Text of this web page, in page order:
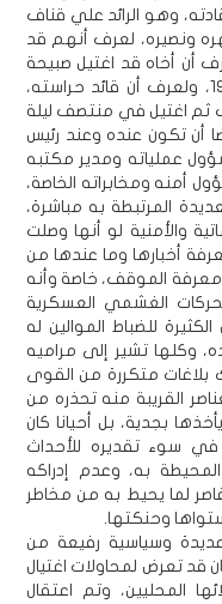
وهو الرائد علي قناف
ونصيره، لعرف أنهم قد
أن أخاه قد اغتيل صبيحة
يوم الانقلاب 11 تشرين الأول/ أكتوبر 1977، ولعرف أن قائد حراسته،
ثم اغتيل في منتصف ليلة
أن تكون عنده وعند رئيس
عملياته ومدير مكتبه
أمنه ومخابراته الخاصة،
المرتبطة به مباشرة،
والأمنية لو أنها وصلت
أخبارها وما عندها من
الموقف، خاصة وأنه
الغشمي العسكرية
للضباط الموالين له
وكلها تشير إلى مراميه
بلاغات متكررة من القوى
القريبة منه تحذره من
بجدية، بل أحيانا كان
في سوء تقديره للأحداث
به، وعدم إدراكه
لما يحيط به من مخاطر
وحنكتها.
وسياسية رفيعة من
قد تعرض لمحاولات اغتيال
المحليين، وتم اعتقال